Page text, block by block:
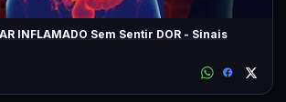
INFLAMADO Sem Sentir DOR - Sinais